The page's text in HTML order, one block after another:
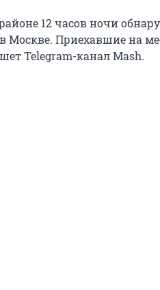
12 часов ночи
Москве. Приехавшие на
Telegram-канал Mash.